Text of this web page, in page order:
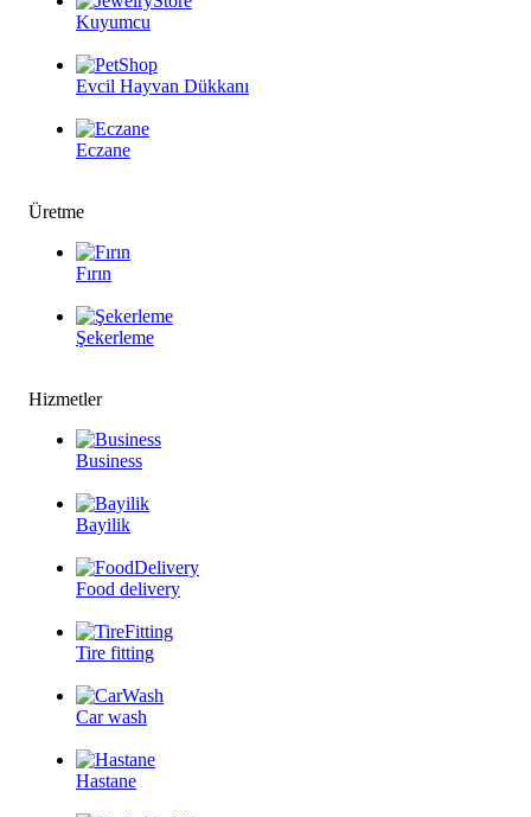
Kuyumcu
Evcil Hayvan Dükkanı
Eczane
Üretme
Fırın
Şekerleme
Hizmetler
Business
Bayilik
Food delivery
Tire fitting
Car wash
Hastane